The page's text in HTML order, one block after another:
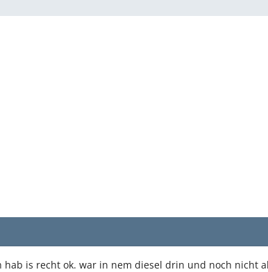
is recht ok. war in nem diesel drin und noch nicht